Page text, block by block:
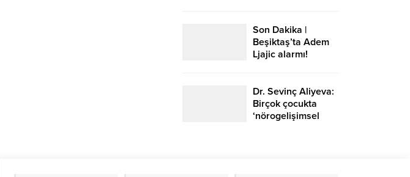
Son Dakika |
Beşiktaş’ta Adem
Ljajic alarmı!
Dr. Sevinç Aliyeva:
Birçok çocukta
‘nörogelişimsel